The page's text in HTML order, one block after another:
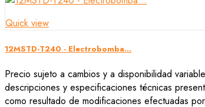
Quick view
12MSTD-T240 - Electrobomba...
Precio sujeto a cambios y a disponibilidad
descripciones y especificaciones técnicas
como resultado de modificaciones efectuadas